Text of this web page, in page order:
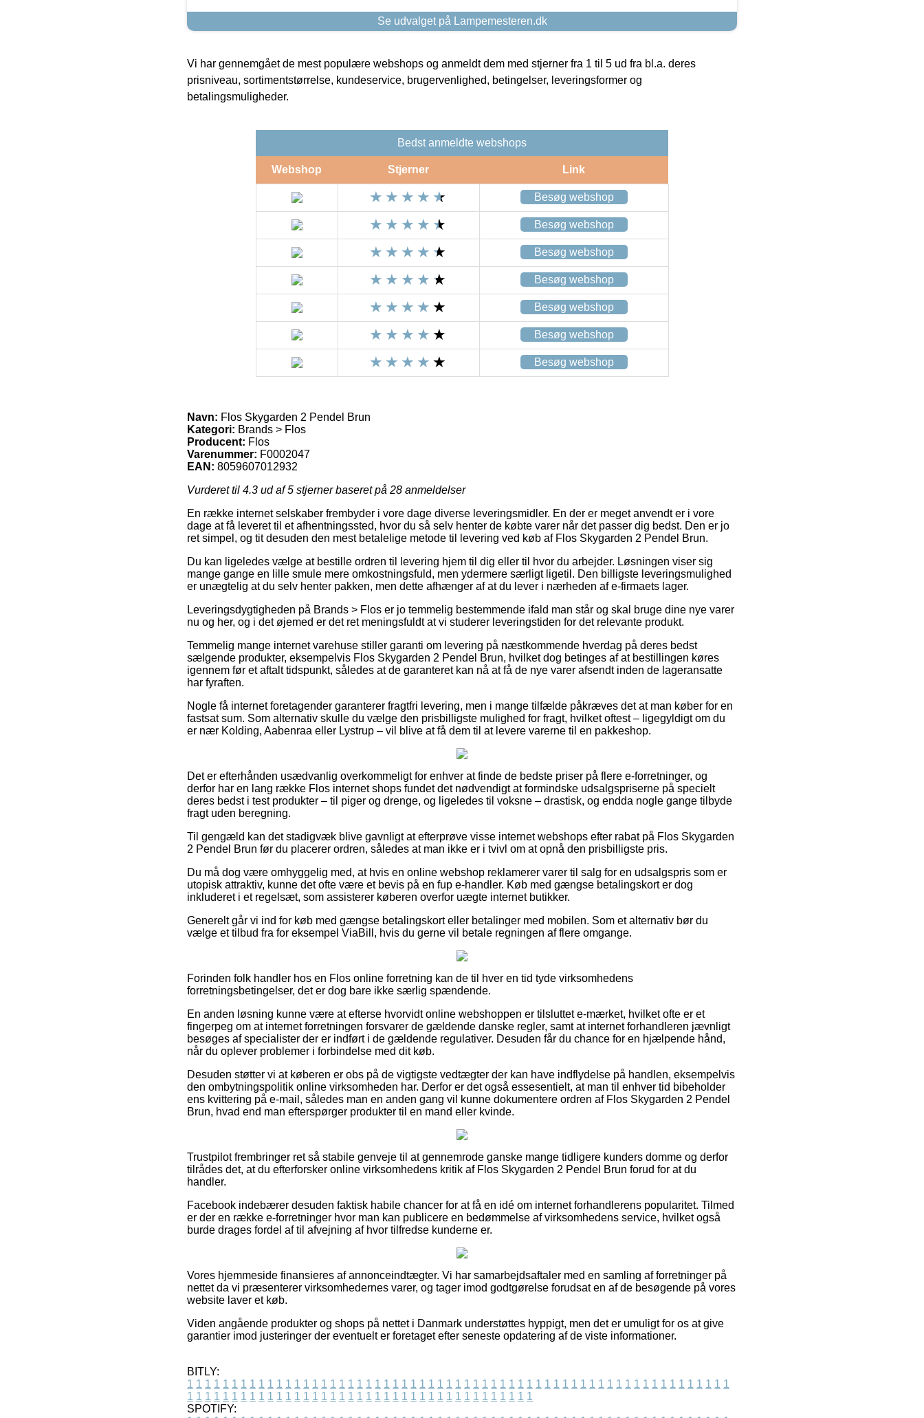
Se udvalget på Lampemesteren.dk
Vi har gennemgået de mest populære webshops og anmeldt dem med stjerner fra 1 til 5 ud fra bl.a. deres
prisniveau, sortimentstørrelse, kundeservice, brugervenlighed, betingelser, leveringsformer og
betalingsmuligheder.
Bedst anmeldte webshops
Webshop Stjerner Link
Besøg webshop
Besøg webshop
Besøg webshop
Besøg webshop
Besøg webshop
Besøg webshop
Besøg webshop
Navn: Flos Skygarden 2 Pendel Brun
Kategori: Brands > Flos
Producent: Flos
Varenummer: F0002047
EAN: 8059607012932
Vurderet til 4.3 ud af 5 stjerner baseret på 28 anmeldelser
En række internet selskaber frembyder i vore dage diverse leveringsmidler. En der er meget anvendt er i vore
dage at få leveret til et afhentningssted, hvor du så selv henter de købte varer når det passer dig bedst. Den er jo
ret simpel, og tit desuden den mest betalelige metode til levering ved køb af Flos Skygarden 2 Pendel Brun.
Du kan ligeledes vælge at bestille ordren til levering hjem til dig eller til hvor du arbejder. Løsningen viser sig
mange gange en lille smule mere omkostningsfuld, men ydermere særligt ligetil. Den billigste leveringsmulighed
er unægtelig at du selv henter pakken, men dette afhænger af at du lever i nærheden af e-firmaets lager.
Leveringsdygtigheden på Brands > Flos er jo temmelig bestemmende ifald man står og skal bruge dine nye varer
nu og her, og i det øjemed er det ret meningsfuldt at vi studerer leveringstiden for det relevante produkt.
Temmelig mange internet varehuse stiller garanti om levering på næstkommende hverdag på deres bedst
sælgende produkter, eksempelvis Flos Skygarden 2 Pendel Brun, hvilket dog betinges af at bestillingen køres
igennem før et aftalt tidspunkt, således at de garanteret kan nå at få de nye varer afsendt inden de lageransatte
har fyraften.
Nogle få internet foretagender garanterer fragtfri levering, men i mange tilfælde påkræves det at man køber for en
fastsat sum. Som alternativ skulle du vælge den prisbilligste mulighed for fragt, hvilket oftest – ligegyldigt om du
er nær Kolding, Aabenraa eller Lystrup – vil blive at få dem til at levere varerne til en pakkeshop.
Det er efterhånden usædvanlig overkommeligt for enhver at finde de bedste priser på flere e-forretninger, og
derfor har en lang række Flos internet shops fundet det nødvendigt at formindske udsalgspriserne på specielt
deres bedst i test produkter – til piger og drenge, og ligeledes til voksne – drastisk, og endda nogle gange tilbyde
fragt uden beregning.
Til gengæld kan det stadigvæk blive gavnligt at efterprøve visse internet webshops efter rabat på Flos Skygarden
2 Pendel Brun før du placerer ordren, således at man ikke er i tvivl om at opnå den prisbilligste pris.
Du må dog være omhyggelig med, at hvis en online webshop reklamerer varer til salg for en udsalgspris som er
utopisk attraktiv, kunne det ofte være et bevis på en fup e-handler. Køb med gængse betalingskort er dog
inkluderet i et regelsæt, som assisterer køberen overfor uægte internet butikker.
Generelt går vi ind for køb med gængse betalingskort eller betalinger med mobilen. Som et alternativ bør du
vælge et tilbud fra for eksempel ViaBill, hvis du gerne vil betale regningen af flere omgange.
Forinden folk handler hos en Flos online forretning kan de til hver en tid tyde virksomhedens
forretningsbetingelser, det er dog bare ikke særlig spændende.
En anden løsning kunne være at efterse hvorvidt online webshoppen er tilsluttet e-mærket, hvilket ofte er et
fingerpeg om at internet forretningen forsvarer de gældende danske regler, samt at internet forhandleren jævnligt
besøges af specialister der er indført i de gældende regulativer. Desuden får du chance for en hjælpende hånd,
når du oplever problemer i forbindelse med dit køb.
Desuden støtter vi at køberen er obs på de vigtigste vedtægter der kan have indflydelse på handlen, eksempelvis
den ombytningspolitik online virksomheden har. Derfor er det også essesentielt, at man til enhver tid bibeholder
ens kvittering på e-mail, således man en anden gang vil kunne dokumentere ordren af Flos Skygarden 2 Pendel
Brun, hvad end man efterspørger produkter til en mand eller kvinde.
Trustpilot frembringer ret så stabile genveje til at gennemrode ganske mange tidligere kunders domme og derfor
tilrådes det, at du efterforsker online virksomhedens kritik af Flos Skygarden 2 Pendel Brun forud for at du
handler.
Facebook indebærer desuden faktisk habile chancer for at få en idé om internet forhandlerens popularitet. Tilmed
er der en række e-forretninger hvor man kan publicere en bedømmelse af virksomhedens service, hvilket også
burde drages fordel af til afvejning af hvor tilfredse kunderne er.
Vores hjemmeside finansieres af annonceindtægter. Vi har samarbejdsaftaler med en samling af forretninger på
nettet da vi præsenterer virksomhedernes varer, og tager imod godtgørelse forudsat en af de besøgende på vores
website laver et køb.
Viden angående produkter og shops på nettet i Danmark understøttes hyppigt, men det er umuligt for os at give
garantier imod justeringer der eventuelt er foretaget efter seneste opdatering af de viste informationer.
BITLY:
1 1 1 1 1 1 1 1 1 1 1 1 1 1 1 1 1 1 1 1 1 1 1 1 1 1 1 1 1 1 1 1 1 1 1 1 1 1 1 1 1 1 1 1 1 1 1 1 1 1 1 1 1 1 1 1 1 1 1 1 1
1 1 1 1 1 1 1 1 1 1 1 1 1 1 1 1 1 1 1 1 1 1 1 1 1 1 1 1 1 1 1 1 1 1 1 1 1 1 1
SPOTIFY: